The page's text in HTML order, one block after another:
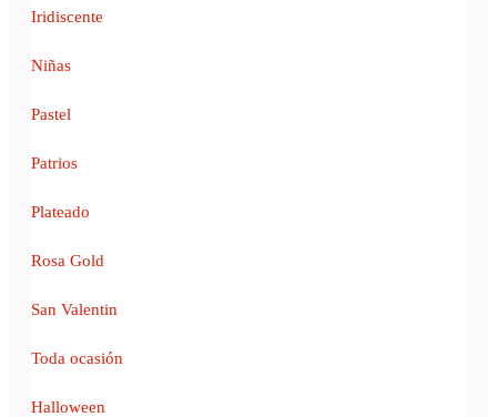
Iridiscente
Niñas
Pastel
Patrios
Plateado
Rosa Gold
San Valentin
Toda ocasión
Halloween